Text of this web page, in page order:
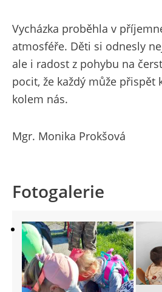
Vycházka proběhla v
atmosféře. Děti si odnesly
ale i radost z pohybu na
pocit, že každý může přispět
kolem nás.
Mgr. Monika Prokšová
Fotogalerie